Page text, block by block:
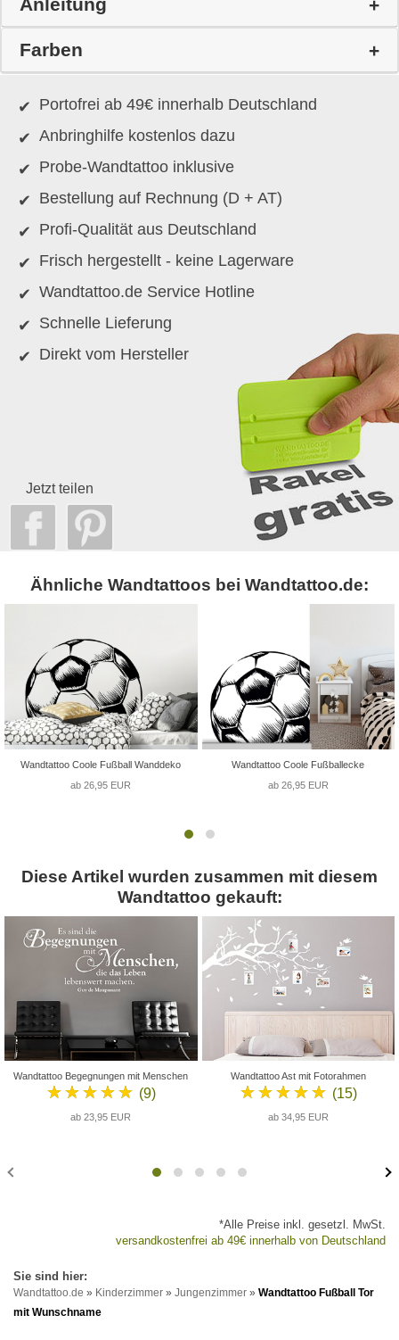
Farben
Portofrei ab 49€ innerhalb Deutschland
Anbringhilfe kostenlos dazu
Probe-Wandtattoo inklusive
Bestellung auf Rechnung (D + AT)
Profi-Qualität aus Deutschland
Frisch hergestellt - keine Lagerware
Wandtattoo.de Service Hotline
Schnelle Lieferung
Direkt vom Hersteller
Jetzt teilen
Ähnliche Wandtattoos bei Wandtattoo.de:
Wandtattoo Coole Fußball Wanddeko
ab 26,95 EUR
Wandtattoo Coole Fußballecke
ab 26,95 EUR
Diese Artikel wurden zusammen mit diesem
Wandtattoo gekauft:
Wandtattoo Begegnungen mit Menschen
★★★★★ (9)
ab 23,95 EUR
Wandtattoo Ast mit Fotorahmen
★★★★★ (15)
ab 34,95 EUR
*Alle Preise inkl. gesetzl. MwSt.
versandkostenfrei ab 49€ innerhalb von Deutschland
Wandtattoo.de » Kinderzimmer » Jungenzimmer » Wandtattoo Fußball Tor
mit Wunschname